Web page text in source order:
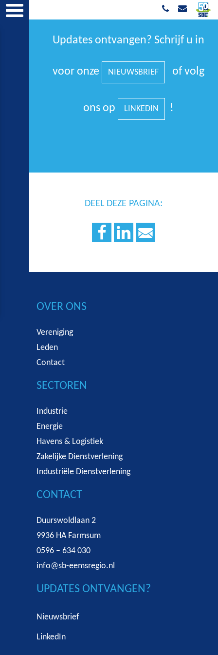
Updates ontvangen? Schrijf u in
voor onze NIEUWSBRIEF of volg
ons op LINKEDIN !
DEEL DEZE PAGINA:
OVER ONS
Vereniging
Leden
Contact
SECTOREN
Industrie
Energie
Havens & Logistiek
Zakelijke Dienstverlening
Industriële Dienstverlening
CONTACT
Duurswoldlaan 2
9936 HA Farmsum
0596 – 634 030
info@sb-eemsregio.nl
UPDATES ONTVANGEN?
Nieuwsbrief
LinkedIn